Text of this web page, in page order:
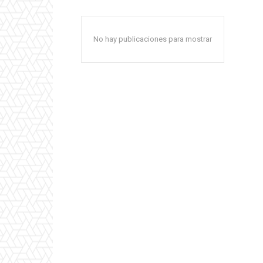
No hay publicaciones para mostrar